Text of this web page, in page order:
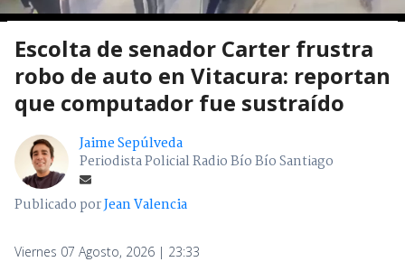
Escolta de senador Carter frustra
robo de auto en Vitacura: reportan
que computador fue sustraído
Jaime Sepúlveda
Periodista Policial Radio Bío Bío Santiago
Publicado porJean Valencia
Viernes 07 Agosto, 2026 | 23:33